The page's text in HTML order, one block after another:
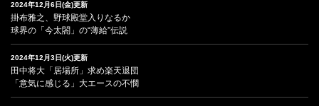
2024年12月6日(金)更新
掛布雅之、野球殿堂入りなるか
球界の「今太閤」の“薄給”伝説
2024年12月3日(火)更新
田中将大「居場所」求め楽天退団
「意気に感じる」大エースの不憫